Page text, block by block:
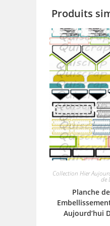
Produits
Collection Hier
de
Planche
Aujourd’hui